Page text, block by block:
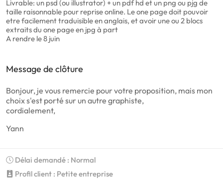
Livrable: un psd (ou illustrator) + un pdf hd et un png ou pjg de
taille raisonnable pour reprise online. Le one page doit pouvoir
etre facilement traduisible en anglais, et avoir une ou 2 blocs
extraits du one page en jpg à part
A rendre le 8 juin
Message de clôture
Bonjour, je vous remercie pour votre proposition, mais mon
choix s'est porté sur un autre graphiste,
cordialement,
Yann
Délai demandé : Normal
Profil client : Petite entreprise